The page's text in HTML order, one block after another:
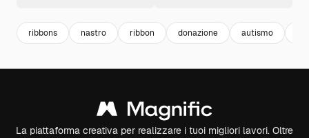
ribbons nastro ribbon donazione autismo
La piattaforma creativa per realizzare i tuoi migliori lavori. Oltre